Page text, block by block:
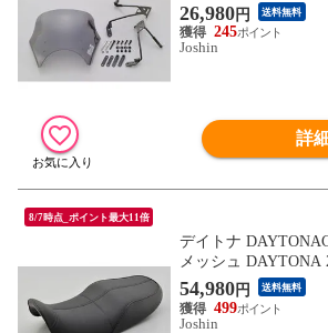
B】
26,980円 送料無料
245
Joshin
詳
8/7時点_ポイント最大11倍
デイトナ
メッシュ DAYTONA
54,980円 送料無料
499
Joshin